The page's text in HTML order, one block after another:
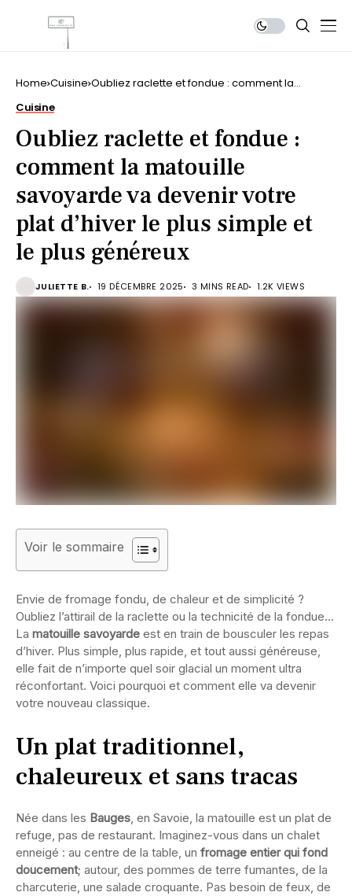
Home Cuisine Oubliez raclette et fondue : comment la
Cuisine
Oubliez raclette et fondue :
comment la matouille
savoyarde va devenir votre
plat d’hiver le plus simple et
le plus généreux
JULIETTE B. 19 DÉCEMBRE 2025 3 MINS READ 1.2K VIEWS
Voir le sommaire
Envie de fromage fondu, de chaleur et de simplicité ?
Oubliez l’attirail de la raclette ou la technicité de la fondue…
La matouille savoyarde est en train de bousculer les repas
d’hiver. Plus simple, plus rapide, et tout aussi généreuse,
elle fait de n’importe quel soir glacial un moment ultra
réconfortant. Voici pourquoi et comment elle va devenir
votre nouveau classique.
Un plat traditionnel,
chaleureux et sans tracas
Née dans les Bauges, en Savoie, la matouille est un plat de
refuge, pas de restaurant. Imaginez-vous dans un chalet
enneigé : au centre de la table, un fromage entier qui fond
doucement; autour, des pommes de terre fumantes, de la
charcuterie, une salade croquante. Pas besoin de feux, de